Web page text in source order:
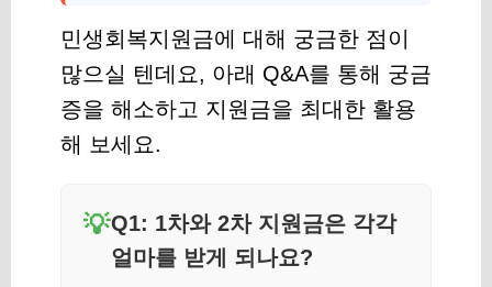
민생회복지원금에 대해 궁금한 점이
많으실 텐데요, 아래 Q&A를 통해 궁금
증을 해소하고 지원금을 최대한 활용
해 보세요.
Q1: 1차와 2차 지원금은 각각
얼마를 받게 되나요?